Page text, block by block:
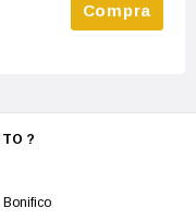
Compra
?
Bonifico